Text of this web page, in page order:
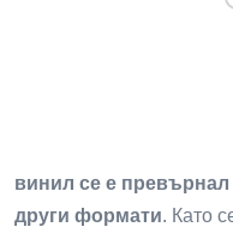
винил се е
други формати. Като